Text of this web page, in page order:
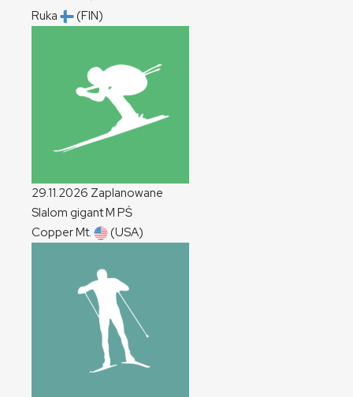
Ruka
(FIN)
29.11.2026 Zaplanowane
Slalom gigantM PŚ
Copper Mt.
(USA)